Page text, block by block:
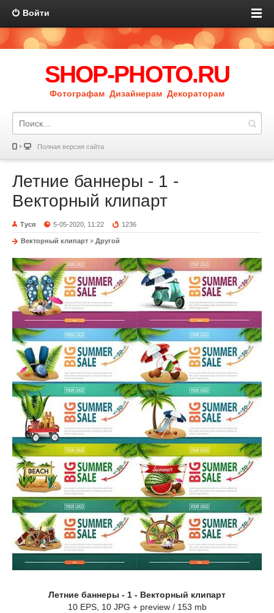
Войти
SHOP-PHOTO.RU
Фотографам Дизайнерам Декораторам
Полная версия сайта
Летние баннеры - 1 -
Векторный клипарт
Туся 5-05-2020, 11:22 1236
Векторный клипарт » Другой
Летние баннеры - 1 - Векторный клипарт
10 EPS, 10 JPG + preview / 153 mb